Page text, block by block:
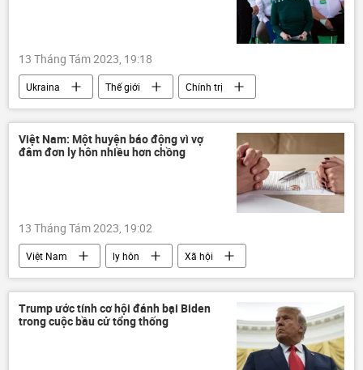
13 Tháng Tám 2023, 19:18
Ukraina Thế giới
Chính trị
nhân sự
phương Tây
Việt Nam: Một huyện báo động vì vợ
đâm đơn ly hôn nhiều hơn chồng
13 Tháng Tám 2023, 19:02
Việt Nam ly hôn
Xã hội
gia đình
bạo lực gia đình
Trump ước tính cơ hội đánh bại Biden
trong cuộc bầu cử tổng thống